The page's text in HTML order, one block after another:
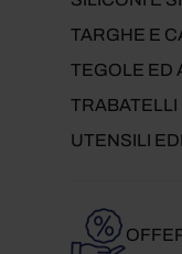
TARGHE E
TEGOLE ED
UTENSILI